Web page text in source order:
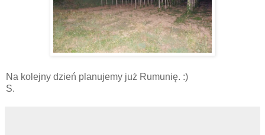
Na kolejny dzień planujemy już Rumunię. :)
S.